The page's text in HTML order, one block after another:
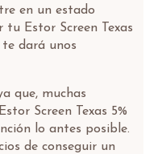
en un estado
Estor Screen Texas
te dará unos
que, muchas
Screen Texas 5%
lo antes posible.
de conseguir un